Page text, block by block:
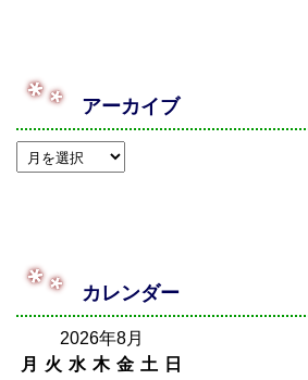
アーカイブ
カレンダー
2026年8月
月
火 水 木 金 土
日